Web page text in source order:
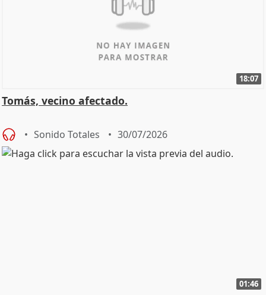
18:07
Tomás, vecino afectado.
Sonido Totales 30/07/2026
01:46